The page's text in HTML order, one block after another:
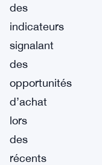
des
indicateurs
signalant
des
opportunités
d’achat
lors
des
récents